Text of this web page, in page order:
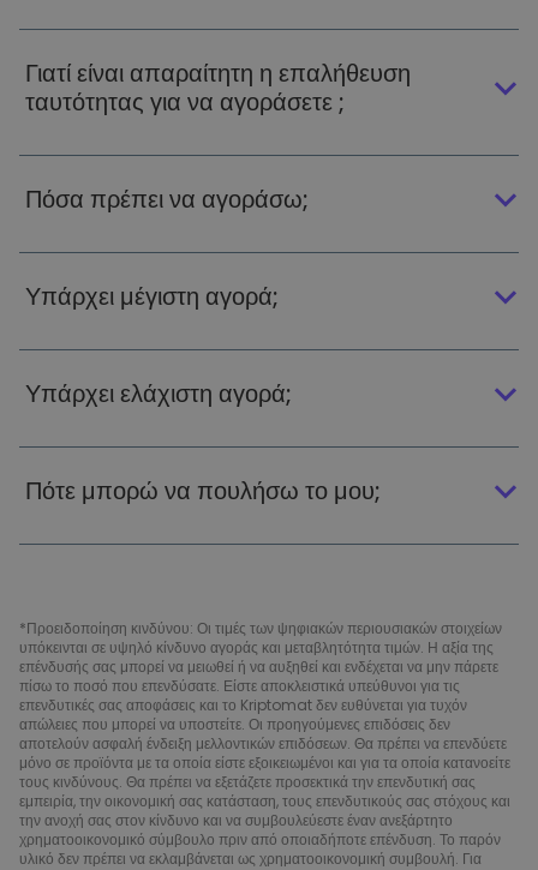
Γιατί είναι απαραίτητη η επαλήθευση
ταυτότητας για να αγοράσετε ;
Πόσα πρέπει να αγοράσω;
Υπάρχει μέγιστη αγορά;
Υπάρχει ελάχιστη αγορά;
Πότε μπορώ να πουλήσω το μου;
*Προειδοποίηση κινδύνου: Οι τιμές των ψηφιακών περιουσιακών στοιχείων
υπόκεινται σε υψηλό κίνδυνο αγοράς και μεταβλητότητα τιμών. Η αξία της
επένδυσής σας μπορεί να μειωθεί ή να αυξηθεί και ενδέχεται να μην πάρετε
πίσω το ποσό που επενδύσατε. Είστε αποκλειστικά υπεύθυνοι για τις
επενδυτικές σας αποφάσεις και το Kriptomat δεν ευθύνεται για τυχόν
απώλειες που μπορεί να υποστείτε. Οι προηγούμενες επιδόσεις δεν
αποτελούν ασφαλή ένδειξη μελλοντικών επιδόσεων. Θα πρέπει να επενδύετε
μόνο σε προϊόντα με τα οποία είστε εξοικειωμένοι και για τα οποία κατανοείτε
τους κινδύνους. Θα πρέπει να εξετάζετε προσεκτικά την επενδυτική σας
εμπειρία, την οικονομική σας κατάσταση, τους επενδυτικούς σας στόχους και
την ανοχή σας στον κίνδυνο και να συμβουλεύεστε έναν ανεξάρτητο
χρηματοοικονομικό σύμβουλο πριν από οποιαδήποτε επένδυση. Το παρόν
υλικό δεν πρέπει να εκλαμβάνεται ως χρηματοοικονομική συμβουλή. Για